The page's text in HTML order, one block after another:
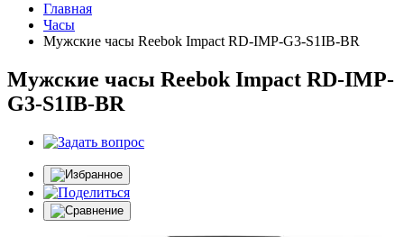
Главная
Часы
Мужские часы Reebok Impact RD-IMP-G3-S1IB-BR
Мужские часы Reebok Impact RD-IMP-
G3-S1IB-BR